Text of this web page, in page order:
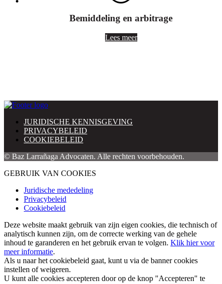
Bemiddeling en arbitrage
Lees meer
JURIDISCHE KENNISGEVING
PRIVACYBELEID
COOKIEBELEID
© Baz Larrañaga Advocaten. Alle rechten voorbehouden.
GEBRUIK VAN COOKIES
Juridische mededeling
Privacybeleid
Cookiebeleid
Deze website maakt gebruik van zijn eigen cookies, die technisch of
analytisch kunnen zijn, om de correcte werking van de gehele
inhoud te garanderen en het gebruik ervan te volgen. Klik hier voor
meer informatie.
Als u naar het cookiebeleid gaat, kunt u via de banner cookies
instellen of weigeren.
U kunt alle cookies accepteren door op de knop "Accepteren" te